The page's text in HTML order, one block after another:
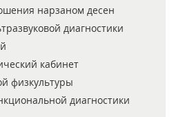
нарзаном десен
диагностики
кабинет
физкультуры
диагностики